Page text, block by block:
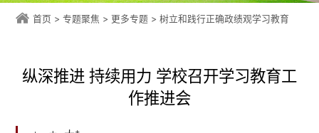
首页 >专题聚焦 >更多专题 >树立和践行正确政绩观学习教育
纵深推进 持续用力 学校召开学习教育工
作推进会